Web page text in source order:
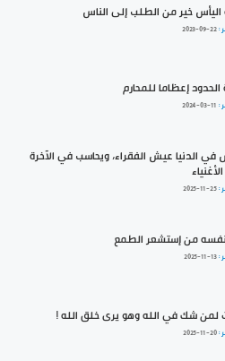
اليأس خير من الطلب إلى الناس
:
2023-09-22
الحدود إعظاما للمحارم
:
2024-03-11
الدنيا عيش الفقراء، ويحاسب في الآخرة
:
2025-11-25
من إستشعر الطمع
:
2025-11-13
لمن شك في الله وهو يرى خلق الله !
:
2025-11-20